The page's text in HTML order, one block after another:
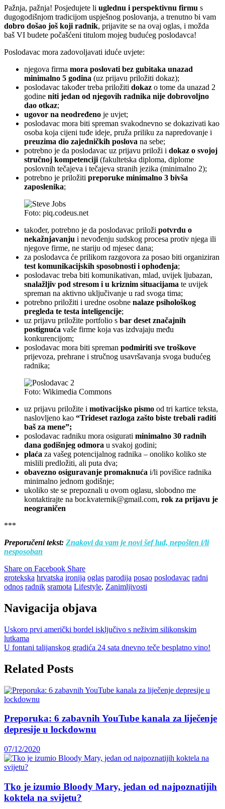
Pažnja, pažnja! Posjedujete li uglednu i perspektivnu firmu s
dugogodišnjom tradicijom uspješnog poslovanja, a trenutno bi vam
dobro došao još koji radnik, prijavite se na ovaj oglas, i možda
baš VI budete počašćeni titulom mojeg budućeg poslodavca!
Poslodavac mora zadovoljavati iduće uvjete:
njegova firma mora poslovati bez gubitaka unazad
minimalno 5 godina (uz prijavu priložiti dokaz);
poslodavac također treba priložiti dokaz o tome da unazad 2
godine niti jedan od njegovih radnika nije dobrovoljno
dao otkaz;
ugovor na neodređeno je uvjet;
poslodavac mora biti spreman svakodnevno se dokazivati kao
osoba koja cijeni tuđe ideje, pruža priliku za napredovanje i
preuzima dio zajedničkih poslova na sebe;
potrebno je da poslodavac uz prijavu priloži i dokaz o svojoj
stručnoj kompetenciji (fakultetska diploma, diplome
poslovnih tečajeva i tečajeva stranih jezika (minimalno 2);
potrebno je priložiti preporuke minimalno 3 bivša
zaposlenika;
Foto: piq.codeus.net
također, potrebno je da poslodavac priloži potvrdu o
nekažnjavanju i nevođenju sudskog procesa protiv njega ili
njegove firme, ne stariju od mjesec dana;
za poslodavca će prilikom razgovora za posao biti organiziran
test komunikacijskih sposobnosti i ophođenja;
poslodavac treba biti komunikativan, mlad, uvijek ljubazan,
snalažljiv pod stresom i u kriznim situacijama te uvijek
spreman na aktivno uključivanje u rad svoga tima;
potrebno priložiti i uredne osobne nalaze psihološkog
pregleda te testa inteligencije;
uz prijavu priložite portfolio s bar deset značajnih
postignuća vaše firme koja vas izdvajaju među
konkurencijom;
poslodavac mora biti spreman podmiriti sve troškove
prijevoza, prehrane i stručnog usavršavanja svoga budućeg
radnika;
Foto: Wikimedia Commons
uz prijavu priložite i motivacijsko pismo od tri kartice teksta,
naslovljeno kao “Trideset razloga zašto biste trebali raditi
baš za mene”;
poslodavac radniku mora osigurati minimalno 30 radnih
dana godišnjeg odmora u svakoj godini;
plaća za vašeg potencijalnog radnika – onoliko koliko ste
mislili predložiti, ali puta dva;
obavezno osiguravanje promaknuća i/li povišice radnika
minimalno jednom godišnje;
ukoliko ste se prepoznali u ovom oglasu, slobodno me
kontaktirajte na bor.kvaternik@gmail.com, rok za prijavu je
neograničen
***
Preporučeni tekst: Znakovi da vam je novi šef lud, nepošten i/li
nesposoban
Share on Facebook Share
grotekska hrvatska ironija oglas parodija posao poslodavac radni
odnos radnik sramota Lifestyle, Zanimljivosti
Navigacija objava
Uskoro prvi američki bordel isključivo s neživim silikonskim
lutkama
U fontani talijanskog gradića 24 sata dnevno teče besplatno vino!
Related Posts
Preporuka: 6 zabavnih YouTube kanala za liječenje
depresije u lockdownu
07/12/2020
Tko je izumio Bloody Mary, jedan od najpoznatijih
koktela na svijetu?